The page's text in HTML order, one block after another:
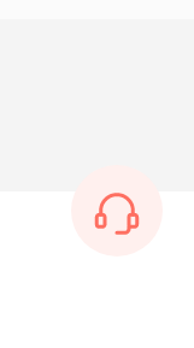
cuore di
Aperitivo Maki
a scelta.
delle nostre
Potrai
da tutto il